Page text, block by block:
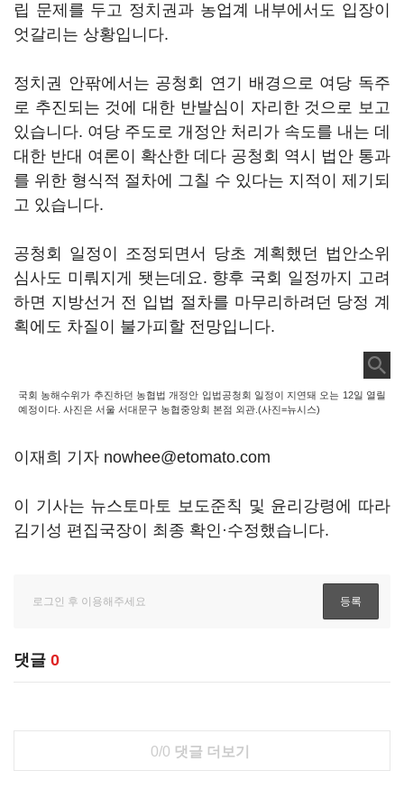
립 문제를 두고 정치권과 농업계 내부에서도 입장이
엇갈리는 상황입니다.
정치권 안팎에서는 공청회 연기 배경으로 여당 독주
로 추진되는 것에 대한 반발심이 자리한 것으로 보고
있습니다. 여당 주도로 개정안 처리가 속도를 내는 데
대한 반대 여론이 확산한 데다 공청회 역시 법안 통과
를 위한 형식적 절차에 그칠 수 있다는 지적이 제기되
고 있습니다.
공청회 일정이 조정되면서 당초 계획했던 법안소위
심사도 미뤄지게 됏는데요. 향후 국회 일정까지 고려
하면 지방선거 전 입법 절차를 마무리하려던 당정 계
획에도 차질이 불가피할 전망입니다.
국회 농해수위가 추진하던 농협법 개정안 입법공청회 일정이 지연돼 오는 12일 열릴
예정이다. 사진은 서울 서대문구 농협중앙회 본점 외관.(사진=뉴시스)
이재희 기자 nowhee@etomato.com
이 기사는 뉴스토마토 보도준칙 및 윤리강령에 따라
김기성 편집국장이 최종 확인·수정했습니다.
댓글 0
0/0 댓글 더보기